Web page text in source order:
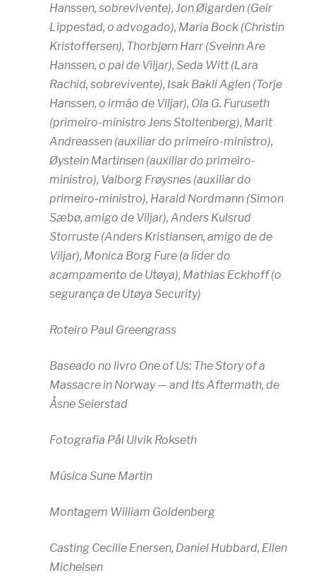
Hanssen, sobrevivente), Jon Øigarden (Geir
Lippestad, o advogado), Maria Bock (Christin
Kristoffersen), Thorbjørn Harr (Sveinn Are
Hanssen, o pai de Viljar), Seda Witt (Lara
Rachid, sobrevivente), Isak Bakli Aglen (Torje
Hanssen, o irmão de Viljar), Ola G. Furuseth
(primeiro-ministro Jens Stoltenberg), Marit
Andreassen (auxiliar do primeiro-ministro),
Øystein Martinsen (auxiliar do primeiro-
ministro), Valborg Frøysnes (auxiliar do
primeiro-ministro), Harald Nordmann (Simon
Sæbø, amigo de Viljar), Anders Kulsrud
Storruste (Anders Kristiansen, amigo de de
Viljar), Monica Borg Fure (a líder do
acampamento de Utøya), Mathias Eckhoff (o
segurança de Utøya Security)
Roteiro Paul Greengrass
Baseado no livro One of Us: The Story of a
Massacre in Norway — and Its Aftermath, de
Åsne Seierstad
Fotografia Pål Ulvik Rokseth
Música Sune Martin
Montagem William Goldenberg
Casting Cecilie Enersen, Daniel Hubbard, Ellen
Michelsen